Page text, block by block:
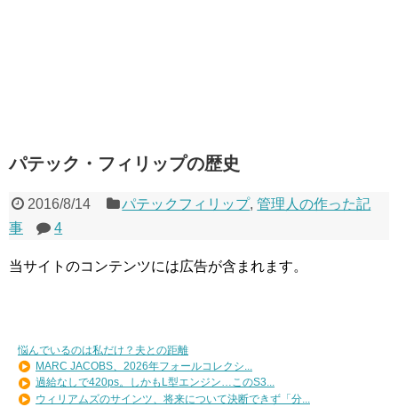
パテック・フィリップの歴史
2016/8/14 パテックフィリップ,管理人の作った記
事
4
当サイトのコンテンツには広告が含まれます。
悩んでいるのは私だけ？夫との距離
MARC JACOBS、2026年フォールコレクシ...
過給なしで420ps。しかもL型エンジン…このS3...
ウィリアムズのサインツ、将来について決断できず「分...